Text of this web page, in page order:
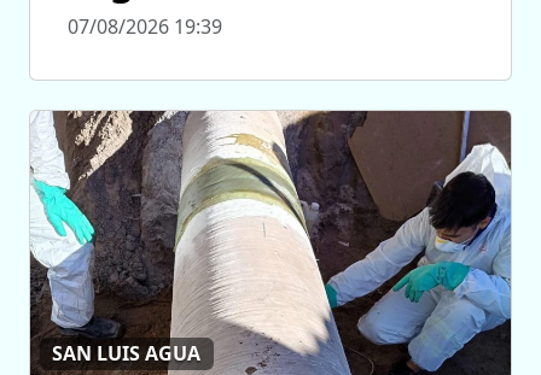
07/08/2026 19:39
SAN LUIS AGUA